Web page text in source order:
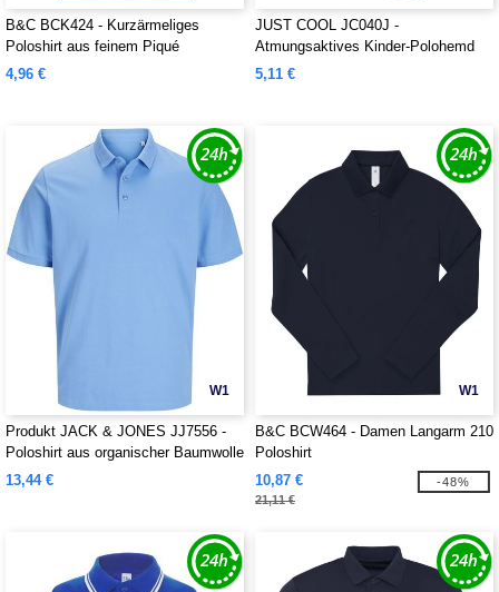
B&C BCK424 - Kurzärmeliges
Poloshirt aus feinem Piqué
4,96 €
JUST COOL JC040J -
Atmungsaktives Kinder-Polohemd
5,11 €
W1
Produkt JACK & JONES JJ7556 -
Poloshirt aus organischer Baumwolle
13,44 €
W1
B&C BCW464 - Damen Langarm 210
Poloshirt
10,87 €
21,11 €
-48%